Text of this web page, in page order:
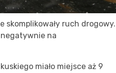
skomplikowały ruch drogowy.
negatywnie na
miało miejsce aż 9